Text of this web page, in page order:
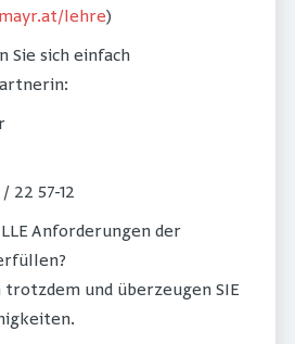
lehre)
Sie sich einfach
22 57-12
Anforderungen der
trotzdem und überzeugen SIE